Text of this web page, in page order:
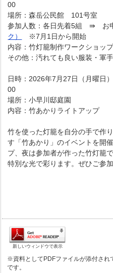
00
場所：森岳公民館 101号室
参加人数：各日先着5組 ⇛ お
ク）
※7月1日から開始
内容：竹灯籠制作ワークショッ
その他：汚れても良い服装・軍
日時：2026年7月27日（月曜日
00
場所：小早川邸庭園
内容：竹あかりライトアップ
竹を使った灯籠を自分の手で作
す「竹あかり」のイベントを開
プ、夜は参加者が作った竹灯籠
特別な光で彩ります。ぜひご参
新しいウィンドウで表示
※資料としてPDFファイルが添付され
です。